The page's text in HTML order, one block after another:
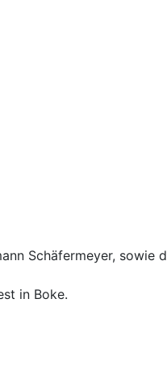
Schäfermeyer, sowie
in Boke.